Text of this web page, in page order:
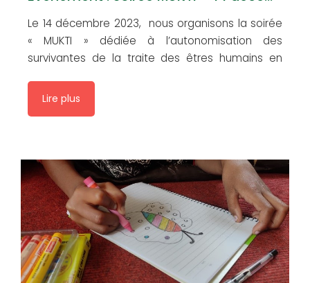
Le 14 décembre 2023, nous organisons la soirée
« MUKTI » dédiée à l’autonomisation des
survivantes de la traite des êtres humains en
suffit de réserver votre place en envoyant un mail
Lire plus